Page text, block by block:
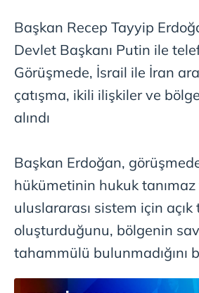
Başkan Recep Tayyip
Devlet Başkanı Putin ile
Görüşmede, İsrail ile İran
çatışma, ikili ilişkiler ve
alındı
Başkan Erdoğan,
hükümetinin hukuk
uluslararası sistem için
oluşturduğunu, bölgenin
tahammülü bulunmadığını